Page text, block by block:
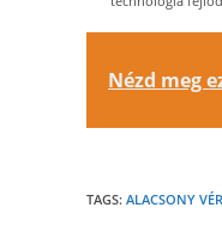
Nézd meg
TAGS: ALACSONY